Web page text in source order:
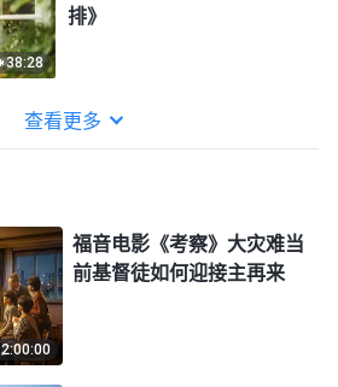
38:28
排》
查看更多
2:00:00
福音电影《考察》大灾难当
前基督徒如何迎接主再来